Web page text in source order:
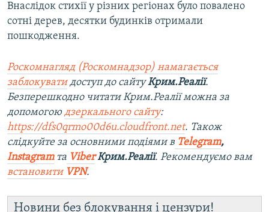
Внаслідок стихії у різних регіонах було повалено
сотні дерев, десятки будинків отримали
пошкодження.
Роскомнагляд (Роскомнадзор) намагається
заблокуватидоступ до сайтуКрим.Реалії.
Безперешкодно читати Крим.Реалії можна за
допомогою дзеркального сайту:
https://dfs0qrmo00d6u.cloudfront.net. Також
слідкуйте за основними подіями в Telegram,
Instagramта ViberКрим.Реалії. Рекомендуємо вам
встановити VPN.
Новини без блокування і цензури!